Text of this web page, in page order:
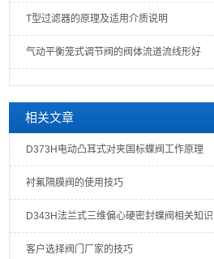
T型过滤器的原理及适用介质说明
气动平衡笼式调节阀的阀体流道流线形好
相关文章
D373H电动凸耳式对夹国标蝶阀工作原理
衬氟隔膜阀的使用技巧
D343H法兰式三维偏心硬密封蝶阀相关知识
客户选择阀门厂家的技巧